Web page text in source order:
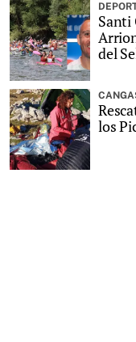
Santi
del
los